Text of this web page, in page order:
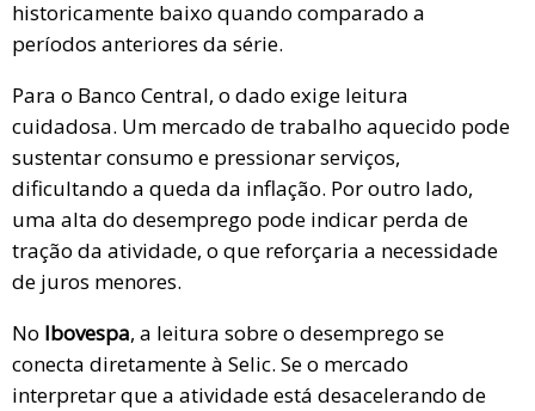
historicamente baixo quando comparado a
períodos anteriores da série.
Para o Banco Central, o dado exige leitura
cuidadosa. Um mercado de trabalho aquecido pode
sustentar consumo e pressionar serviços,
dificultando a queda da inflação. Por outro lado,
uma alta do desemprego pode indicar perda de
tração da atividade, o que reforçaria a necessidade
de juros menores.
No Ibovespa, a leitura sobre o desemprego se
conecta diretamente à Selic. Se o mercado
interpretar que a atividade está desacelerando de